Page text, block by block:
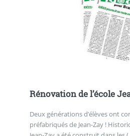
Rénovation de l’école
Deux générations d’élèves ont
préfabriqués de Jean-Zay !